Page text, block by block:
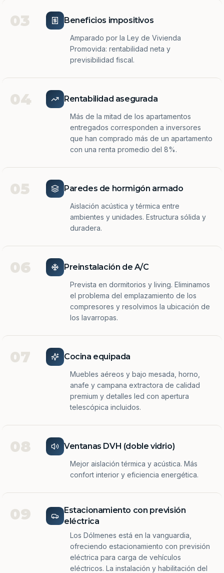
03 Beneficios impositivos
Amparado por la Ley de Vivienda
Promovida: rentabilidad neta y
previsibilidad fiscal.
04 Rentabilidad asegurada
Más de la mitad de los apartamentos
entregados corresponden a inversores
que han comprado más de un apartamento
con una renta promedio del 8%.
05 Paredes de hormigón armado
Aislación acústica y térmica entre
ambientes y unidades. Estructura sólida y
duradera.
06 Preinstalación de A/C
Prevista en dormitorios y living. Eliminamos
el problema del emplazamiento de los
compresores y resolvimos la ubicación de
los lavarropas.
07 Cocina equipada
Muebles aéreos y bajo mesada, horno,
anafe y campana extractora de calidad
premium y detalles led con apertura
telescópica incluidos.
08 Ventanas DVH (doble vidrio)
Mejor aislación térmica y acústica. Más
confort interior y eficiencia energética.
09
Estacionamiento con previsión
eléctrica
Los Dólmenes está en la vanguardia,
ofreciendo estacionamiento con previsión
eléctrica para carga de vehículos
eléctricos. La instalación y habilitación del